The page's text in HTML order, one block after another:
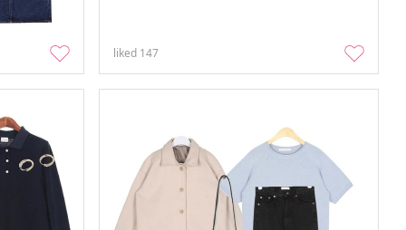
liked 147